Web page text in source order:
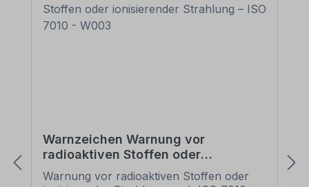
Warnzeichen Warnung vor
radioaktiven Stoffen oder
ionisierender Strahlung – ISO 7010 -
Warnung vor radioaktiven Stoffen oder